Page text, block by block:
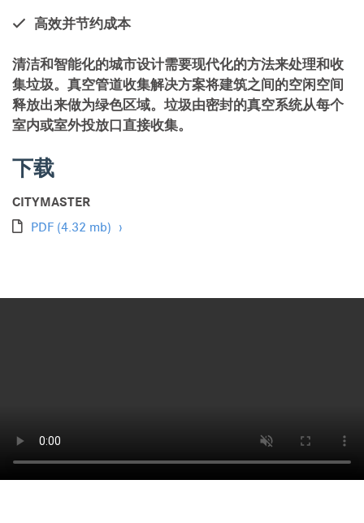
高效并节约成本
清洁和智能化的城市设计需要现代化的方法来处理和收
集垃圾。真空管道收集解决方案将建筑之间的空闲空间
释放出来做为绿色区域。垃圾由密封的真空系统从每个
室内或室外投放口直接收集。
下载
CITYMASTER
PDF (4.32 mb)